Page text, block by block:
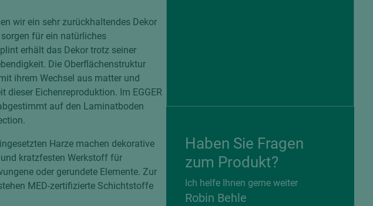
matt
Tischlerplatten
Sonderaufbauten
Stab--Stäbchenplatten
edelfurniert
leicht
melaminbeschichtet
schwer entflammbar
wir ein sehr zurückhaltendes Dekor
für ein natürliches
erhält das Dekor trotz seiner
Die Oberflächenstruktur
ihrem Wechsel aus matter und
Eichenreproduktion. Im EGGER
auf den Laminatboden
Harze machen dekorative
kratzfesten Werkstoff für
oder gerundete Elemente. Zur
MED-zertifizierte Schichtstoffe
Haben Sie Fragen
zum Produkt?
Ich helfe Ihnen gerne weiter
Robin Behle